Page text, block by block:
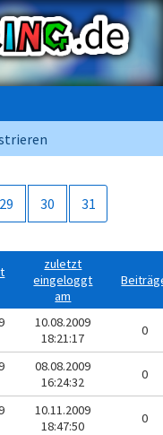
29 30 31
zuletzt
eingeloggt
am
10.08.2009
18:21:17
0
08.08.2009
16:24:32
0
10.11.2009
18:47:50
0